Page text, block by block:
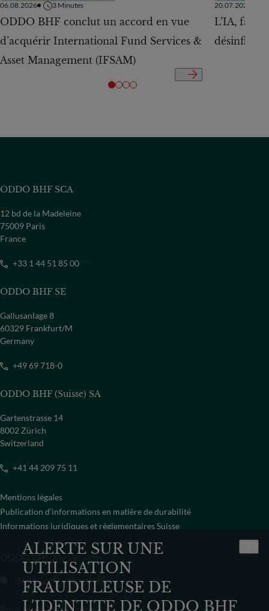
ALERTE SUR UNE
UTILISATION
FRAUDULEUSE DE
L'IDENTITE DE ODDO BHF
06.08.2026
3 Minutes
ODDO BHF conclut un accord en vue
d’acquérir International Fund Services &
Asset Management (IFSAM)
20.07.2026
L’IA,
ODDO BHF SCA
12 bd de la Madeleine
75009 Paris
France
+33 1 44 51 85 00
ODDO BHF SE
Gallusanlage 8
60329 Frankfurt/M
Germany
+49 69 718-0
ODDO BHF (Suisse) SA
Gartenstrasse 14
8002 Zürich
Switzerland
+41 44 209 75 11
Mentions légales
Publication d‘informations en matière de durabilité
Informations juridiques et réglementaires Suisse
ODDO BHF My Wealth
App store Google Play